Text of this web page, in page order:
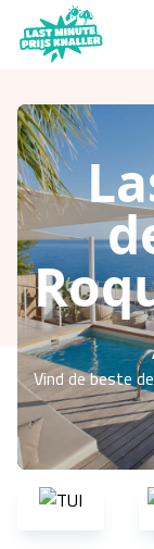
Vind de beste